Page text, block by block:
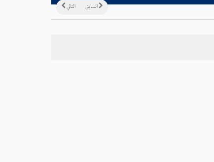
التالي السابق